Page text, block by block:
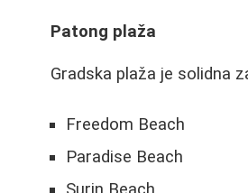
Patong plaža
Gradska plaža je solidna
Freedom Beach
Paradise Beach